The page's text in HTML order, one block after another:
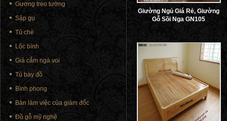
Giường Ngủ Giá Rẻ, Giường
Gỗ Sồi Nga GN105
Gương treo tường
Sập gụ
Tủ chè
Lộc bình
Giá cắm ngà voi
Tủ bày đồ
Bình phong
Bàn làm việc của giám đốc
Đồ gỗ mỹ nghệ